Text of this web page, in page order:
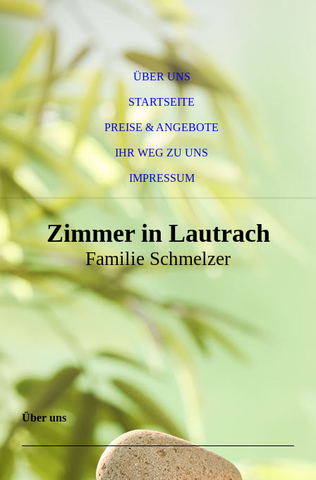
ÜBER UNS
STARTSEITE
PREISE & ANGEBOTE
IHR WEG ZU UNS
IMPRESSUM
Zimmer in Lautrach
Familie Schmelzer
Über uns